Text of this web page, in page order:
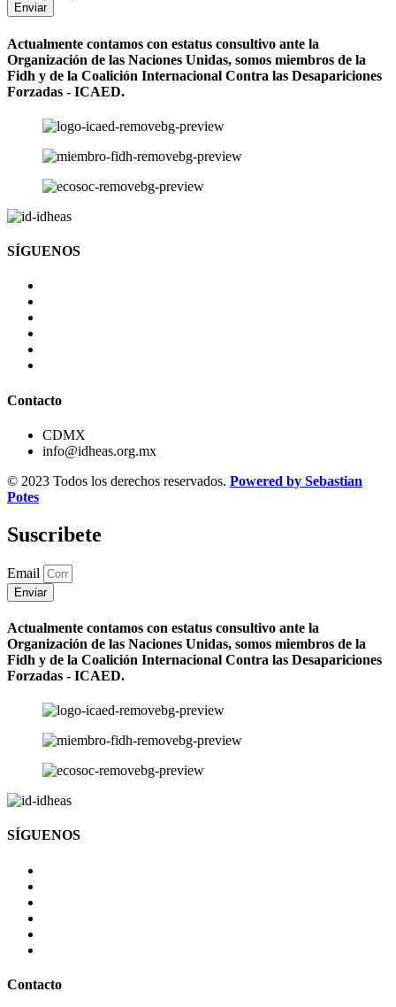
Enviar
Actualmente contamos con estatus consultivo ante la
Organización de las Naciones Unidas, somos miembros de la
Fidh y de la Coalición Internacional Contra las Desapariciones
Forzadas - ICAED.
SÍGUENOS
Contacto
CDMX
info@idheas.org.mx
© 2023 Todos los derechos reservados. Powered by Sebastian
Potes
Suscribete
Email
Enviar
Actualmente contamos con estatus consultivo ante la
Organización de las Naciones Unidas, somos miembros de la
Fidh y de la Coalición Internacional Contra las Desapariciones
Forzadas - ICAED.
SÍGUENOS
Contacto